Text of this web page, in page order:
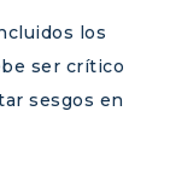
los
ser crítico
sesgos en